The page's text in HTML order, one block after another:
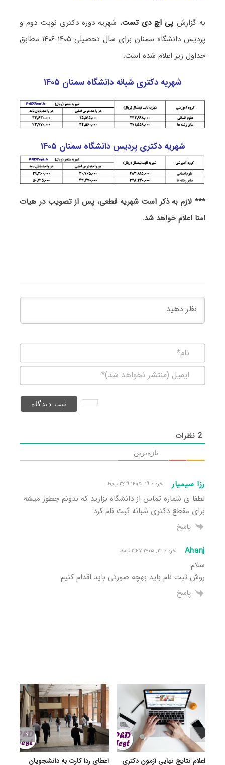
به گزارش پی اچ دی تست، شهریه دوره دکتری نوبت دوم و
پردیس دانشگاه سمنان برای سال تحصیلی ۱۴۰۵-۱۴۰۶ مطابق
جداول زیر اعلام شده است:
شهریه دکتری شبانه دانشگاه سمنان ۱۴۰۵
شهریه دکتری پردیس دانشگاه سمنان ۱۴۰۵
*** لازم به ذکر است شهریه قطعی، پس از تصویب در هیات
امنا اعلام خواهد شد.
(منتشر
2نظرات
تازه‌ترین
رزا سیمیار خرداد ۱۹, ۱۴۰۵ ۳:۲۹ ب٫ظ
لطفا ی شماره تماس از دانشگاه بزارید که بدونم چطور میشه
برای مقطع دکتری شبانه ثبت نام کرد
پاسخ
Ahanj خرداد ۱۳, ۱۴۰۵ ۲:۴۷ ب٫ظ
سلام
روش ثبت نام باید بهچه صورتی باید اقدام کنیم
پاسخ
اعلام نتایج نهایی آزمون دکتری اعطای ردا کارت به دانشجویان